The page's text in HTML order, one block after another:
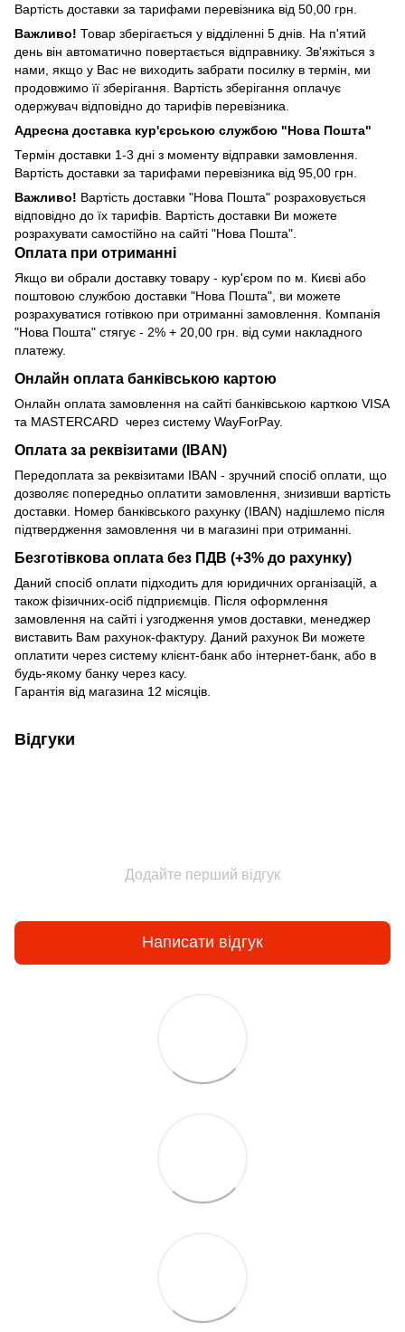
Вартість доставки за тарифами перевізника від 50,00 грн.
Важливо! Товар зберігається у відділенні 5 днів. На п'ятий
день він автоматично повертається відправнику. Зв'яжіться з
нами, якщо у Вас не виходить забрати посилку в термін, ми
продовжимо її зберігання. Вартість зберігання оплачує
одержувач відповідно до тарифів перевізника.
Адресна доставка кур'єрською службою "Нова Пошта"
Термін доставки 1-3 дні з моменту відправки замовлення.
Вартість доставки за тарифами перевізника від 95,00 грн.
Важливо! Вартість доставки "Нова Пошта" розраховується
відповідно до їх тарифів. Вартість доставки Ви можете
розрахувати самостійно на сайті "Нова Пошта".
Оплата при отриманні
Якщо ви обрали доставку товару - кур'єром по м. Києві або
поштовою службою доставки "Нова Пошта", ви можете
розрахуватися готівкою при отриманні замовлення. Компанія
"Нова Пошта" стягує - 2% + 20,00 грн. від суми накладного
платежу.
Онлайн оплата банківською картою
Онлайн оплата замовлення на сайті банківською карткою VISA
та MASTERCARD через систему WayForPay.
Оплата за реквізитами (IBAN)
Передоплата за реквізитами IBAN - зручний спосіб оплати, що
дозволяє попередньо оплатити замовлення, знизивши вартість
доставки. Номер банківського рахунку (IBAN) надішлемо після
підтвердження замовлення чи в магазині при отриманні.
Безготівкова оплата без ПДВ (+3% до рахунку)
Даний спосіб оплати підходить для юридичних організацій, а
також фізичних-осіб підприємців. Після оформлення
замовлення на сайті і узгодження умов доставки, менеджер
виставить Вам рахунок-фактуру. Даний рахунок Ви можете
оплатити через систему клієнт-банк або інтернет-банк, або в
будь-якому банку через касу.
Гарантія від магазина 12 місяців.
Відгуки
Додайте перший відгук
Написати відгук